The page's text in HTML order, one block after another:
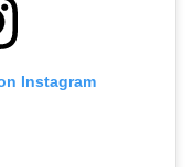
Instagram